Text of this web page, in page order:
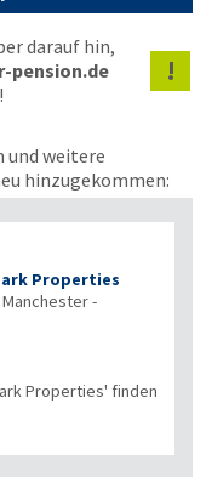
darauf hin,
pension.de
!
und weitere
hinzugekommen:
Properties
Manchester -
Properties' finden